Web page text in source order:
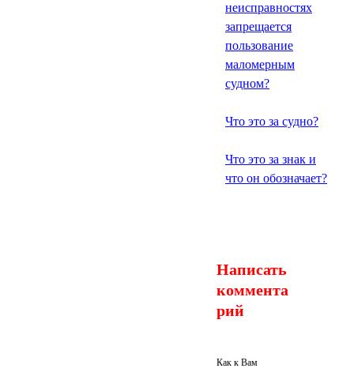
неисправностях
запрещается
пользование
маломерным
судном?
Что это за судно?
Что это за знак и
что он обозначает?
Написать
коммента
рий
Как к Вам